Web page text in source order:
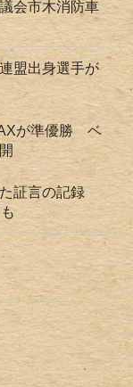
会市木消防車
盟出身選手が
が準優勝 ベ
証言の記録